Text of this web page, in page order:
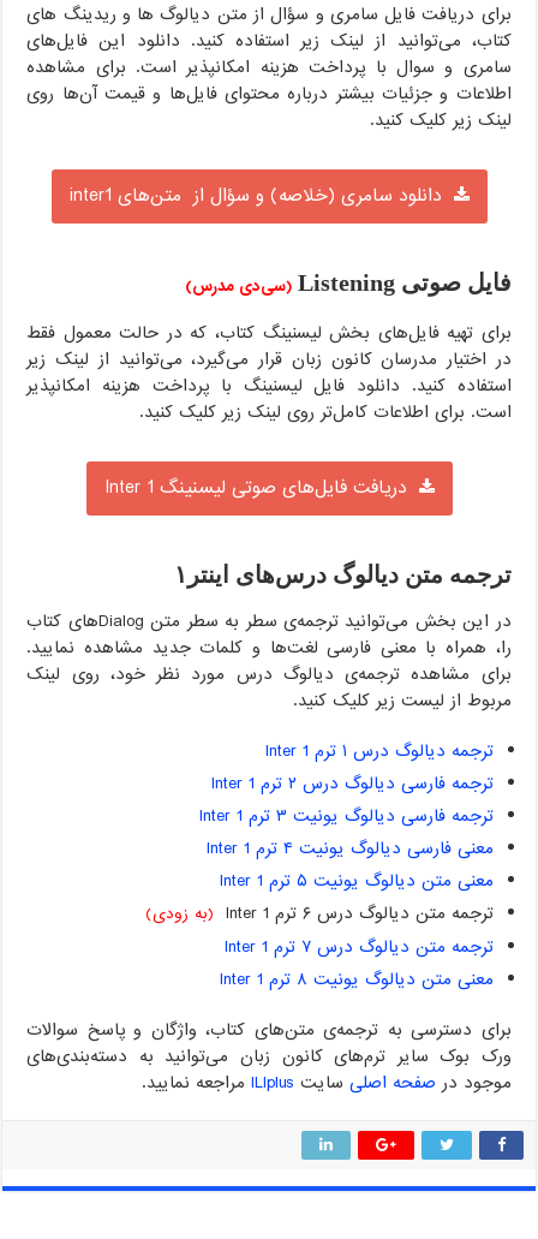
برای دریافت فایل سامری و سؤال از متن دیالوگ ها و ریدینگ های
کتاب، می‌توانید از لینک زیر استفاده کنید. دانلود این فایل‌های
سامری و سوال با پرداخت هزینه امکانپذیر است. برای مشاهده
اطلاعات و جزئیات بیشتر درباره محتوای فایل‌ها و قیمت آن‌ها روی
لینک زیر کلیک کنید.
دانلود سامری (خلاصه) و سؤال از متن‌های inter1
فایل صوتی Listening (سی‌دی مدرس)
برای تهیه فایل‌های بخش لیسنینگ کتاب، که در حالت معمول فقط
در اختیار مدرسان کانون زبان قرار می‌گیرد، می‌توانید از لینک زیر
استفاده کنید. دانلود فایل لیسنینگ با پرداخت هزینه امکانپذیر
است. برای اطلاعات کامل‌تر روی لینک زیر کلیک کنید.
دریافت فایل‌های صوتی لیسنینگ Inter 1
ترجمه متن دیالوگ‌ درس‌های اینتر۱
در این بخش می‌توانید ترجمه‌ی سطر به سطر متن Dialogهای کتاب
را، همراه با معنی فارسی لغت‌ها و کلمات جدید مشاهده نمایید.
برای مشاهده ترجمه‌ی دیالوگ درس مورد نظر خود، روی لینک
مربوط از لیست زیر کلیک کنید.
ترجمه دیالوگ درس ۱ ترم Inter 1
ترجمه فارسی دیالوگ درس ۲ ترم Inter 1
ترجمه فارسی دیالوگ یونیت ۳ ترم Inter 1
معنی فارسی دیالوگ یونیت ۴ ترم Inter 1
معنی متن دیالوگ یونیت ۵ ترم Inter 1
ترجمه متن دیالوگ درس ۶ ترم Inter 1
(به زودی)
ترجمه متن دیالوگ درس ۷ ترم Inter 1
معنی متن دیالوگ یونیت ۸ ترم Inter 1
برای دسترسی به ترجمه‌ی متن‌های کتاب، واژگان و پاسخ سوالات
ورک بوک سایر ترم‌های کانون زبان می‌توانید به دسته‌بندی‌های
موجود در صفحه اصلی سایت ILIplus‌ مراجعه نمایید.